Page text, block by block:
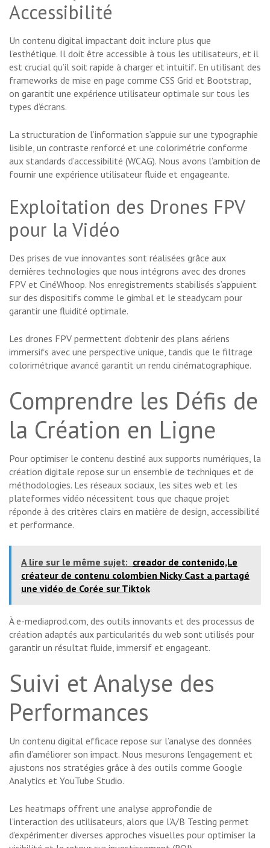
Accessibilité
Un contenu digital impactant doit inclure plus que
l’esthétique. Il doit être accessible à tous les utilisateurs, et il
est crucial qu’il soit rapide à charger et intuitif. En utilisant des
frameworks de mise en page comme CSS Grid et Bootstrap,
on garantit une expérience utilisateur optimale sur tous les
types d’écrans.
La structuration de l’information s’appuie sur une typographie
lisible, un contraste renforcé et une colorimétrie conforme
aux standards d’accessibilité (WCAG). Nous avons l’ambition de
fournir une expérience utilisateur fluide et engageante.
Exploitation des Drones FPV
pour la Vidéo
Des prises de vue innovantes sont réalisées grâce aux
dernières technologies que nous intégrons avec des drones
FPV et CinéWhoop. Nos enregistrements stabilisés s’appuient
sur des dispositifs comme le gimbal et le steadycam pour
garantir une fluidité optimale.
Les drones FPV permettent d’obtenir des plans aériens
immersifs avec une perspective unique, tandis que le filtrage
colorimétrique avancé garantit un rendu cinématographique.
Comprendre les Défis de
la Création en Ligne
Pour optimiser le contenu destiné aux supports numériques, la
création digitale repose sur un ensemble de techniques et de
méthodologies. Les réseaux sociaux, les sites web et les
plateformes vidéo nécessitent tous que chaque projet
réponde à des critères clairs en matière de design, accessibilité
et performance.
A lire sur le même sujet: creador de contenido,Le
créateur de contenu colombien Nicky Cast a partagé
une vidéo de Corée sur Tiktok
À e-mediaprod.com, des outils innovants et des processus de
création adaptés aux particularités du web sont utilisés pour
garantir un résultat fluide, immersif et engageant.
Suivi et Analyse des
Performances
Un contenu digital efficace repose sur l’analyse des données
afin d’améliorer son impact. Nous mesurons l’engagement et
ajustons nos stratégies grâce à des outils comme Google
Analytics et YouTube Studio.
Les heatmaps offrent une analyse approfondie de
l’interaction des utilisateurs, alors que l’A/B Testing permet
d’expérimenter diverses approches visuelles pour optimiser la